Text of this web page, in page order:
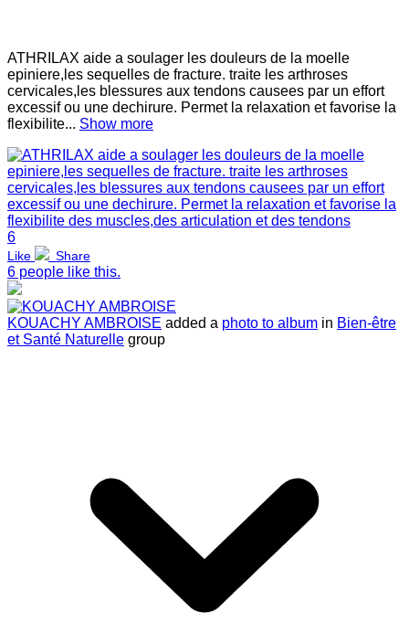
ATHRILAX aide a soulager les douleurs de la moelle
epiniere,les sequelles de fracture. traite les arthroses
cervicales,les blessures aux tendons causees par un effort
excessif ou une dechirure. Permet la relaxation et favorise la
flexibilite... Show more
6
Like Share
6 people like this.
KOUACHY AMBROISE added a photo to album in Bien-être
et Santé Naturelle group